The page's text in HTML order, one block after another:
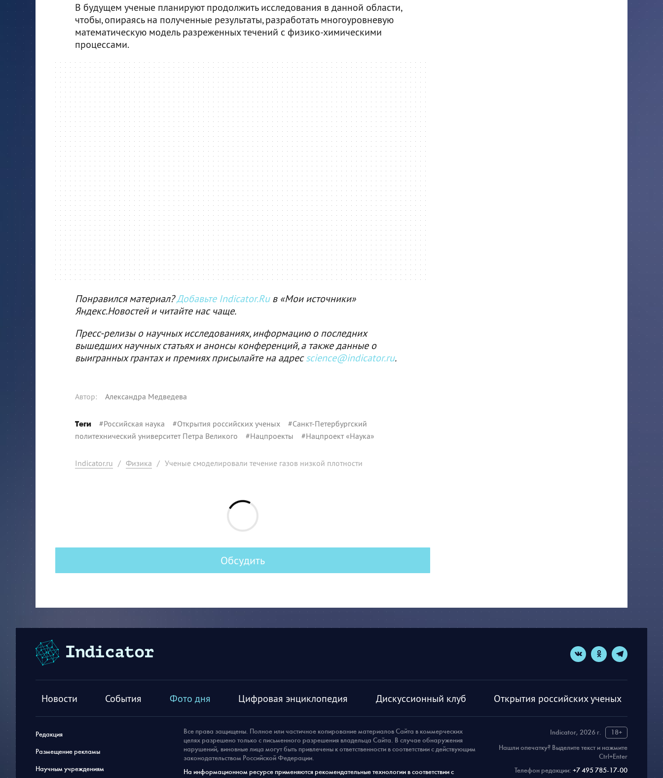
В будущем ученые планируют продолжить исследования в данной области,
чтобы, опираясь на полученные результаты, разработать многоуровневую
математическую модель разреженных течений с физико-химическими
процессами.
Понравился материал?Добавьте Indicator.Ruв «Мои источники»
Яндекс.Новостей и читайте нас чаще.
Пресс-релизы о научных исследованиях, информацию о последних
вышедших научных статьях и анонсы конференций, а также данные о
выигранных грантах и премиях присылайте на адресscience@indicator.ru.
Автор: Александра Медведева
Теги #Российская наука #Открытия российских ученых #Санкт-Петербургский
политехнический университет Петра Великого #Нацпроекты #Нацпроект «Наука»
Indicator.ru / Физика / Ученые смоделировали течение газов низкой плотности
Обсудить
Новости События Фото дня Цифровая энциклопедия Дискуссионный клуб Открытия российских ученых
Редакция
Размещение рекламы
Научным учреждениям
Indicator, 2026 г.
18+
Нашли опечатку? Выделите текст и нажмите
Ctrl+Enter
Телефон редакции: +7 495 785-17-00
Все права защищены. Полное или частичное копирование материалов Сайта в коммерческих
целях разрешено только с письменного разрешения владельца Сайта. В случае обнаружения
нарушений, виновные лица могут быть привлечены к ответственности в соответствии с действующим
законодательством Российской Федерации.
На информационном ресурсе применяются рекомендательные технологии в соответствии с